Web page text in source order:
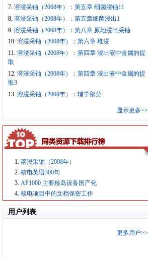
7. 溶浸采铀（2008年）：第五章 细菌浸铀11
8. 溶浸采铀（2008年）：第五章细菌浸出1
9. 溶浸采铀（2008年）：第八章 原地浸出采铀
10. 溶浸采铀（2008年）：第六章 堆浸
11. 溶浸采铀（2008年）：第四章 浸出液中金属的提
取
12. 溶浸采铀（2008年）：第四章 浸出液中金属的提
取3
13. 溶浸采铀（2008年）：辅学部分
显示更多>>
溶浸采铀（2008年）
核电英语300句
AP1000 主要核岛设备国产化
核电项目中的文档保密工作
用户列表
更多用户>>